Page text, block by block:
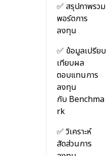
✅ สรุปภาพรวม
พอร์ตการ
ลงทุน
✅ ข้อมูลเปรียบ
เทียบผล
ตอบแทนการ
ลงทุน
กับ Benchma
rk
✅ วิเคราะห์
สัดส่วนการ